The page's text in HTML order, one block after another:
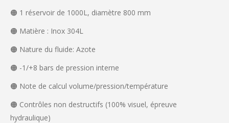
🟠 1 réservoir de 1000L, diamètre 800 mm
🟠 Matière : Inox 304L
🟠 Nature du fluide: Azote
🟠 -1/+8 bars de pression interne
🟠 Note de calcul volume/pression/température
🟠 Contrôles non destructifs (100% visuel, épreuve
hydraulique)